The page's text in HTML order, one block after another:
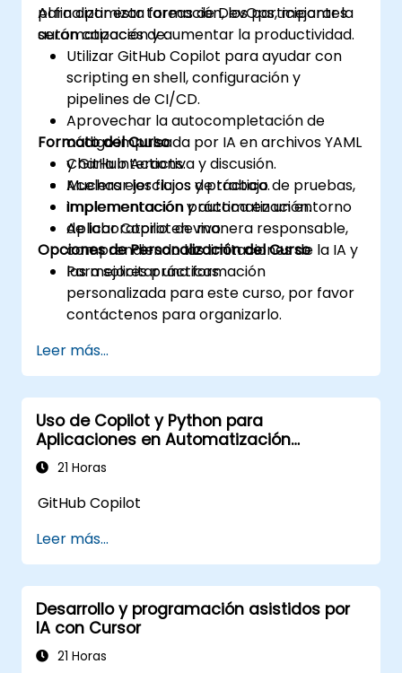
para optimizar tareas de DevOps, mejorar la
automatización y aumentar la productividad.
Al finalizar esta formación, los participantes
serán capaces de:
Utilizar GitHub Copilot para ayudar con
scripting en shell, configuración y
pipelines de CI/CD.
Aprovechar la autocompletación de
código impulsada por IA en archivos YAML
y GitHub Actions.
Acelerar los flujos de trabajo de pruebas,
implementación y automatización.
Aplicar Copilot de manera responsable,
comprendiendo las limitaciones de la IA y
las mejores prácticas.
Formato del Curso
Charla interactiva y discusión.
Muchas ejercicios y práctica.
Implementación práctica en un entorno
de laboratorio en vivo.
Opciones de Personalización del Curso
Para solicitar una formación
personalizada para este curso, por favor
contáctenos para organizarlo.
Leer más...
Uso de Copilot y Python para
Aplicaciones en Automatización
Industrial
21 Horas
GitHub Copilot
Leer más...
Desarrollo y programación asistidos por
IA con Cursor
21 Horas